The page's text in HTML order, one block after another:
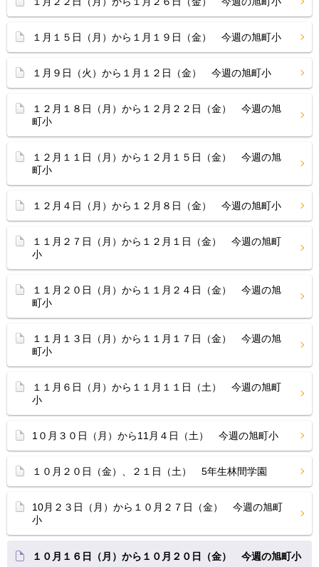
１月１５日（月）から１月１９日（金） 今週の旭町小
１月９日（火）から１月１２日（金） 今週の旭町小
１２月１８日（月）から１２月２２日（金） 今週の旭
町小
１２月１１日（月）から１２月１５日（金） 今週の旭
町小
１２月４日（月）から１２月８日（金） 今週の旭町小
１１月２７日（月）から１２月１日（金） 今週の旭町
小
１１月２０日（月）から１１月２４日（金） 今週の旭
町小
１１月１３日（月）から１１月１７日（金） 今週の旭
町小
１１月６日（月）から１１月１１日（土） 今週の旭町
小
1０月３０日（月）から11月４日（土） 今週の旭町小
１０月２０日（金）、２１日（土） 5年生林間学園
10月２３日（月）から１０月２７日（金） 今週の旭町
小
１０月１６日（月）から１０月２０日（金） 今週の旭町小